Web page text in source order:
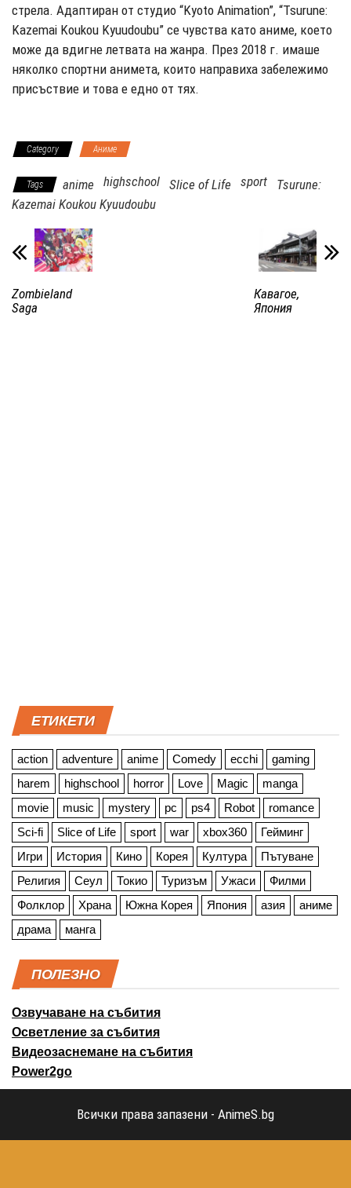
стрела. Адаптиран от студио “Kyoto Animation”, “Tsurune:
Kazemai Koukou Kyuudoubu” се чувства като аниме, което
може да вдигне летвата на жанра. През 2018 г. имаше
няколко спортни анимета, които направиха забележимо
присъствие и това е едно от тях.
Category Аниме
Tags anime highschool Slice of Life sport
Tsurune:
Kazemai Koukou Kyuudoubu
Zombieland
Saga
Кавагое,
Япония
ЕТИКЕТИ
action adventure anime Comedy ecchi
gaming
harem
highschool horror Love Magic
manga
movie
music mystery pc ps4 Robot
romance
Sci-fi
Slice of Life sport war xbox360
Гейминг
Игри
История Кино Корея Култура
Пътуване
Религия
Сеул Токио Туризъм Ужаси
Филми
Фолклор
Храна Южна Корея Япония азия
аниме
драма
манга
ПОЛЕЗНО
Озвучаване на събития
Осветление за събития
Видеозаснемане на събития
Power2go
Всички права запазени - AnimeS.bg